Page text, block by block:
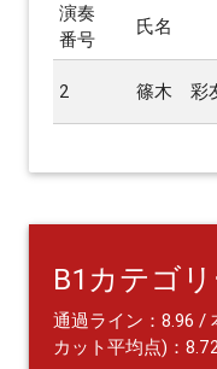
演奏
番号
氏名
2 篠木 彩
B1カテゴ
通過ライン：8.96 /
カット平均点)：8.72